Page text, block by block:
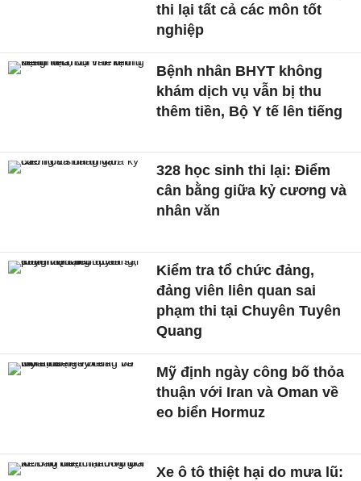
thi lại tất cả các môn tốt
nghiệp
Bệnh nhân BHYT không
khám dịch vụ vẫn bị thu
thêm tiền, Bộ Y tế lên tiếng
328 học sinh thi lại: Điểm
cân bằng giữa kỷ cương và
nhân văn
Kiểm tra tổ chức đảng,
đảng viên liên quan sai
phạm thi tại Chuyên Tuyên
Quang
Mỹ định ngày công bố thỏa
thuận với Iran và Oman về
eo biển Hormuz
Xe ô tô thiệt hại do mưa lũ: